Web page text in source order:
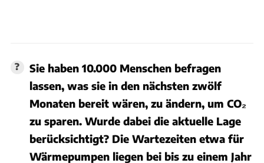
Sie haben 10.000 Menschen befragen
lassen, was sie in den nächsten zwölf
Monaten bereit wären, zu ändern, um CO₂
zu sparen. Wurde dabei die aktuelle Lage
berücksichtigt? Die Wartezeiten etwa für
Wärmepumpen liegen bei bis zu einem Jahr